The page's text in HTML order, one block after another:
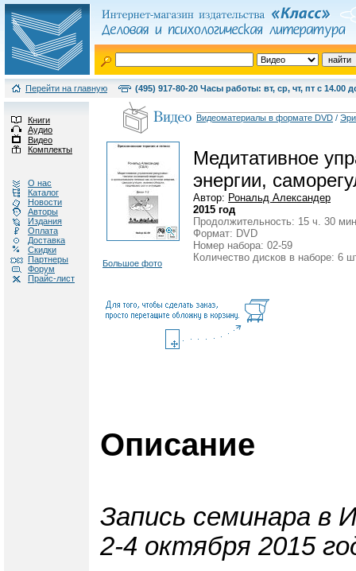
Перейти на главную (495) 917-80-20 Часы работы: вт, ср, чт, пт с 14.00
Книги
Аудио
Видео
Комплекты
О нас
Каталог
Новости
Авторы
Издания
Оплата
Доставка
Скидки
Партнеры
Форум
Прайс-лист
Видеоматериалы в формате DVD /
Большое фото
Медитативное
энергии,
Автор: Рональд Александер
2015 год
Продолжительность: 15 ч. 30
Формат: DVD
Номер набора: 02-59
Количество дисков в наборе: 6
Описание
Запись семинара в
2-4 октября 2015